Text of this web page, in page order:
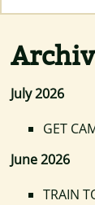
July 2026
GET
June 2026
TRAIN